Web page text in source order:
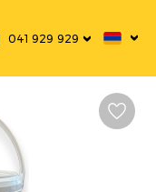
041 929 929